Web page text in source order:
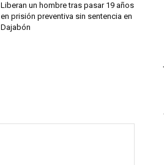
Liberan un hombre tras pasar 19 años
en prisión preventiva sin sentencia en
Dajabón